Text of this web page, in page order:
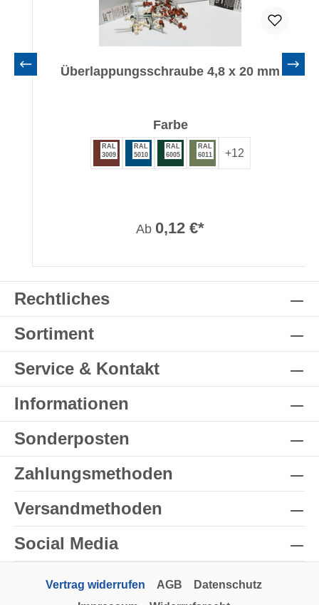
Überlappungsschraube 4,8 x 20 mm
Farbeauswählen
RAL
3009
RAL
5010
RAL
6005
RAL
6011
+12
Ab 0,12 €*
Rechtliches
Sortiment
Service & Kontakt
Informationen
Sonderposten
Zahlungsmethoden
Versandmethoden
Social Media
Vertrag widerrufen AGB
Datenschutz